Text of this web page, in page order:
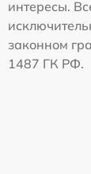
интересы.
законном
1487 ГК РФ.